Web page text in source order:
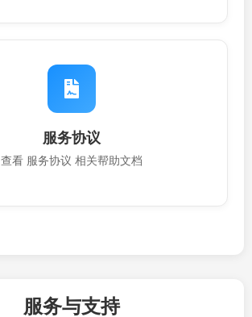
服务协议
查看 服务协议 相关帮助文档
服务与支持